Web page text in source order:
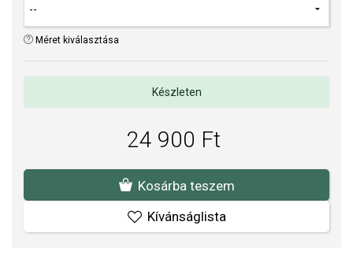
TIPP:
Méret kiválasztása
Készleten
24 900 Ft
Kosárba teszem
Kívánságlista